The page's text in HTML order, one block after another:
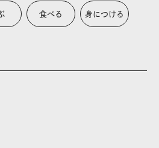
食べる 身につける